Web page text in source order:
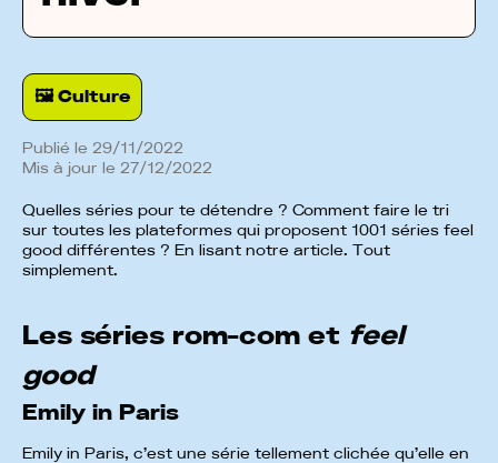
🖼 Culture
Publié le 29/11 /2022
Mis à jour le 27/12/2022
Quelles séries pour te détendre ? Comment faire le tri
sur toutes les plateformes qui proposent 1001 séries feel
good différentes ? En lisant notre article. Tout
simplement.
Les séries rom-com et feel
good
Emily in Paris
Emily in Paris, c’est une série tellement clichée qu’elle en